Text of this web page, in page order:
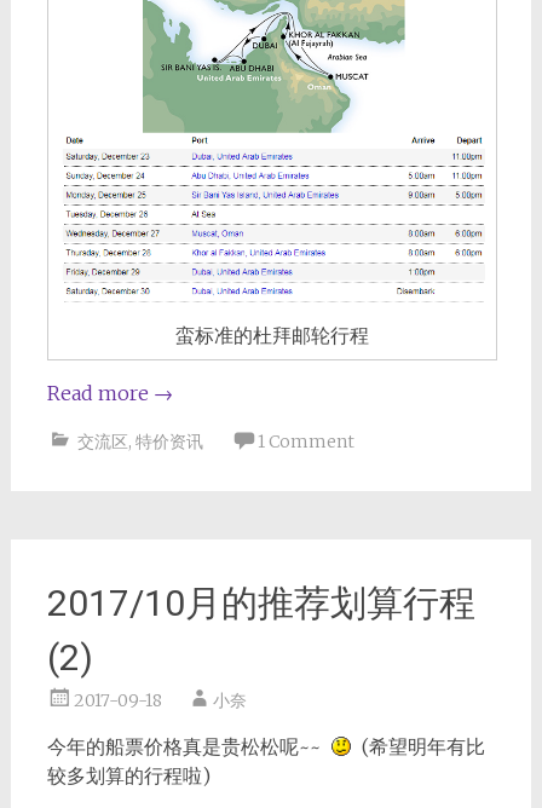
蛮标准的杜拜邮轮行程
Read more →
交流区, 特价资讯 1 Comment
2017/10月的推荐划算行程
(2)
2017-09-18 小奈
今年的船票价格真是贵松松呢~~
(希望明年有比
较多划算的行程啦)